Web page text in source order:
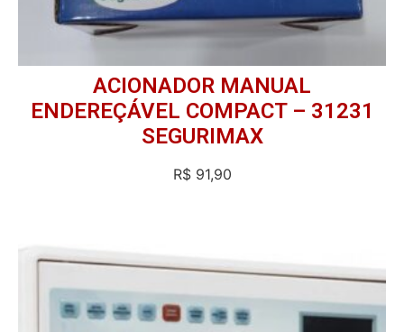
ACIONADOR MANUAL
ENDEREÇÁVEL COMPACT – 31231
SEGURIMAX
R$91,90